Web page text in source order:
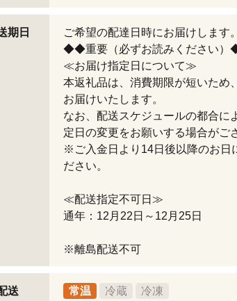
期日
ご希望の配達日時にお届けします。
◆◆重要（必ずお読みください
≪お届け指定日について≫
本返礼品は、消費期限が短いため
お届けいたします。
なお、配送スケジュールの都合に
定日の変更をお願いする場合がご
※ご入金日より14日後以降のお日
ださい。
≪配送指定不可日≫
通年：12月22日～12月25日
※離島配送不可
送 常温 冷蔵 冷凍